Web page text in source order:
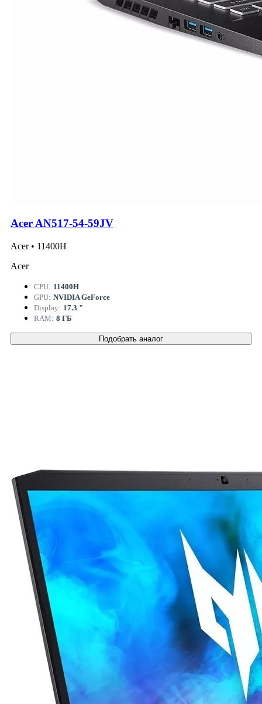
Acer AN517-54-59JV
Acer • 11400H
Acer
CPU: 11400H
GPU: NVIDIA GeForce
Display: 17.3 "
RAM: 8 ГБ
Подобрать аналог